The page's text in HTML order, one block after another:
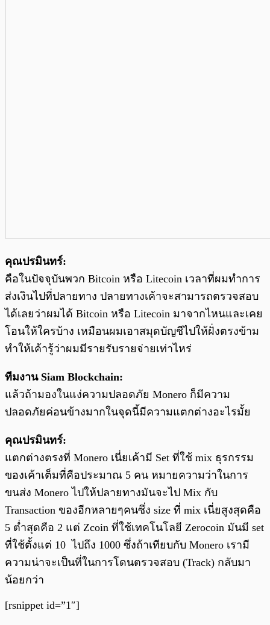
คุณปรมินทร์:
คือในปัจจุบันพวก Bitcoin หรือ Litecoin เวลาที่ผมทำการ
ส่งเงินไปที่ปลายทาง ปลายทางเค้าจะสามารถตรวจสอบ
ได้เลยว่าผมได้ Bitcoin หรือ Litecoin มาจากไหนและเคย
โอนให้ใครบ้าง เหมือนผมเอาสมุดบัญชีไปให้ฝั่งตรงข้าม
ทำให้เค้ารู้ว่าผมมีรายรับรายจ่ายเท่าไหร่
ทีมงาน Siam Blockchain:
แล้วถ้ามองในแง่ความปลอดภัย Monero ก็มีความ
ปลอดภัยค่อนข้างมากในจุดนี้มีความแตกต่างอะไรมั้ย
คุณปรมินทร์:
แตกต่างตรงที่ Monero เนี่ยเค้ามี Set ที่ใช้ mix ธุรกรรม
ของเค้าเต็มที่คือประมาณ 5 คน หมายความว่าในการ
ขนส่ง Monero ไปให้ปลายทางมันจะไป Mix กับ
Transaction ของอีกหลายๆคนซึ่ง size ที่ mix เนี่ยสูงสุดคือ
5 ต่ำสุดคือ 2 แต่ Zcoin ที่ใช้เทคโนโลยี Zerocoin มันมี set
ที่ใช้ตั้งแต่ 10 ไปถึง 1000 ซึ่งถ้าเทียบกับ Monero เรามี
ความน่าจะเป็นที่ในการโดนตรวจสอบ (Track) กลับมา
น้อยกว่า
[rsnippet id=”1″]